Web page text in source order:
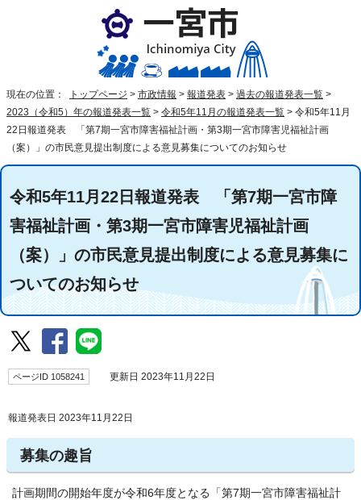
現在の位置： トップページ > 市政情報 > 報道発表 > 過去の報道発表一覧 >
2023（令和5）年の報道発表一覧 > 令和5年11月の報道発表一覧 > 令和5年11月
22日報道発表 「第7期一宮市障害福祉計画・第3期一宮市障害児福祉計画
（案）」の市民意見提出制度による意見募集についてのお知らせ
令和5年11月22日報道発表 「第7期一宮市障
害福祉計画・第3期一宮市障害児福祉計画
（案）」の市民意見提出制度による意見募集に
ついてのお知らせ
ページID 1058241 更新日 2023年11月22日
報道発表日 2023年11月22日
募集の趣旨
計画期間の開始年度が令和6年度となる「第7期一宮市障害福祉計